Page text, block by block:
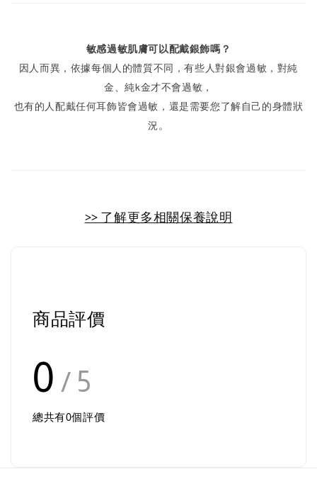
敏感過敏肌膚可以配戴銀飾嗎？
因人而異，依據每個人的體質不同，有些人對銀會過敏，對純
金、純k金才不會過敏，
也有的人配戴任何耳飾皆會過敏，還是需要您了解自己的身體狀
況。
>> 了解更多相關保養說明
商品評價
0 / 5
總共有0個評價